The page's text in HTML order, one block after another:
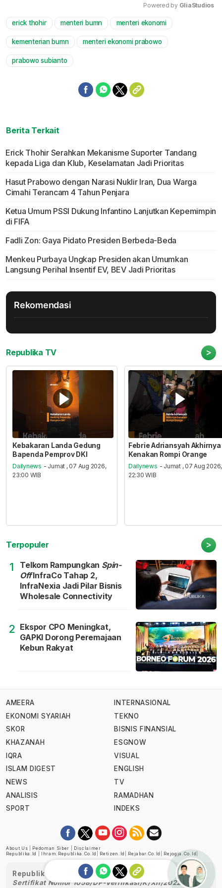
Powered by GliaStudios
erick thohir menteri bumn menteri ekonomi
kementerian bumn menteri ekonomi prabowo
prabowo subianto
Berita Terkait
Erick Thohir Serahkan Mekanisme Suporter Tandang
kepada Liga dan Klub, Keselamatan Jadi Prioritas
Hasut Prabowo dengan Narasi Nuklir Iran, Dua Warga
Cimahi Terancam 4 Tahun Penjara
Ketua Umum PSSI Dukung Infantino Lanjutkan Kepemimpin
di FIFA
Fadli Zon: Gaya Pidato Presiden Berbeda-Beda
Menkeu Purbaya Ungkap Presiden akan Umumkan
Langsung Perihal Insentif EV, BEV Jadi Prioritas
Rekomendasi
Republika TV >
Kebakaran Landa Gedung
Bapenda Pemprov DKI
Dailynews - Jumat , 07 Aug 2026,
23:00 WIB
Febrie Adriansyah Akhirnya
Kenakan Rompi Orange
Dailynews - Jumat , 07 Aug 2026,
22:30 WIB
Terpopuler >
1 Telkom Rampungkan Spin-
OffInfraCo Tahap 2,
InfraNexia Jadi Pilar Bisnis
Wholesale Connectivity
2 Ekspor CPO Meningkat,
GAPKI Dorong Peremajaan
Kebun Rakyat
AMEERA
EKONOMI SYARIAH
SKOR
KHAZANAH
IQRA
ISLAM DIGEST
NEWS
ANALISIS
SPORT
INTERNASIONAL
TEKNO
BISNIS FINANSIAL
ESGNOW
VISUAL
ENGLISH
TV
RAMADHAN
INDEKS
About Us Pedoman Siber
Disclaimer
Republika.id
Ihram.republika.co.id Retizen.id Rejabar.co.id Rejogja.co.id
Republika telah diverifikasi oleh Dewan Pers
Sertifikat Nomor 1058/DP-Verifikasi/K/XII/2022